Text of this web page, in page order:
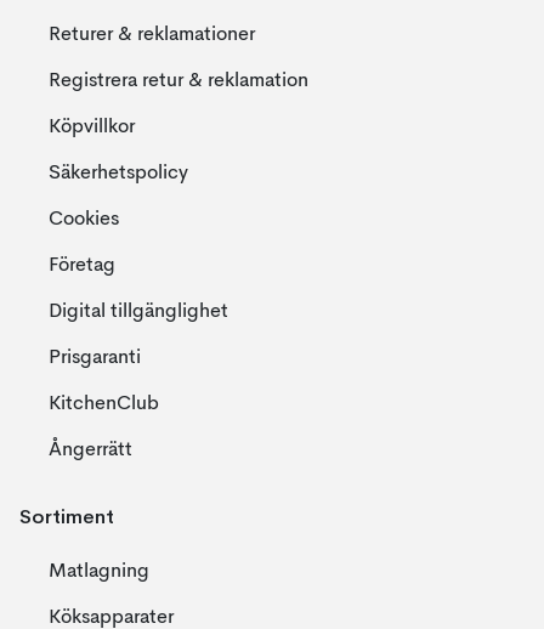
Returer & reklamationer
Registrera retur & reklamation
Köpvillkor
Säkerhetspolicy
Cookies
Företag
Digital tillgänglighet
Prisgaranti
KitchenClub
Ångerrätt
Sortiment
Matlagning
Köksapparater